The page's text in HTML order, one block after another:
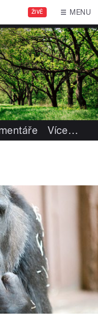
ŽIVĚ MENU
Více…